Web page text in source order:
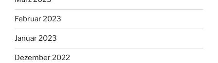
Februar 2023
Januar 2023
Dezember 2022